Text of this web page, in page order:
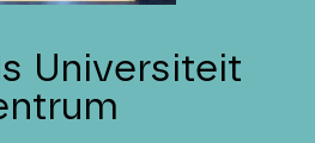
Universiteit